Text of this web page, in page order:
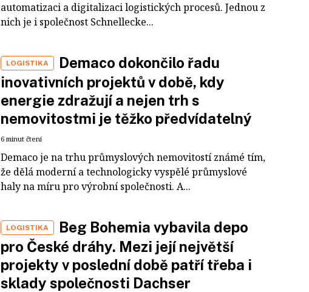
automatizaci a digitalizaci logistických procesů. Jednou z
nich je i společnost Schnellecke...
LOGISTIKA
Demaco dokončilo řadu
inovativních projektů v době, kdy
energie zdražují a nejen trh s
nemovitostmi je těžko předvídatelný
6 minut čtení
Demaco je na trhu průmyslových nemovitostí známé tím,
že dělá moderní a technologicky vyspělé průmyslové
haly na míru pro výrobní společnosti. A...
LOGISTIKA
Beg Bohemia vybavila depo
pro České dráhy. Mezi její největší
projekty v poslední době patří třeba i
sklady společnosti Dachser